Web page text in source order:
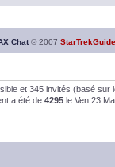
une année
survivor des
Chat© 2007 StarTrekGuide
et 345 invités (basé
a été de 4295 le Ven 23